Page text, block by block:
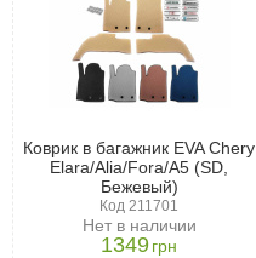
Коврик в багажник EVA Chery
Elara/Alia/Fora/A5 (SD,
Бежевый)
Код 211701
Нет в наличии
1349грн